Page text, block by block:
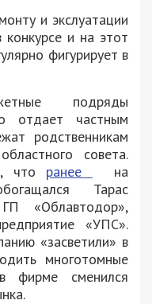
и экслуатации
конкурсе и на этот
фигурирует в
подряды
отдает частным
родственникам
совета.
, что ранее
на
Тарас
«Облавтодор»,
«УПС».
«засветили» в
многотомные
фирме сменился